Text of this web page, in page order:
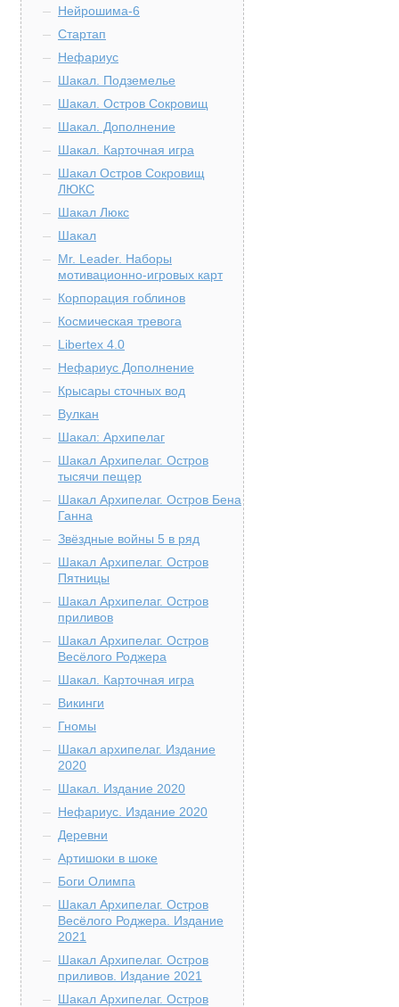
Нейрошима-6
Стартап
Нефариус
Шакал. Подземелье
Шакал. Остров Сокровищ
Шакал. Дополнение
Шакал. Карточная игра
Шакал Остров Сокровищ
ЛЮКС
Шакал Люкс
Шакал
Mr. Leader. Наборы
мотивационно-игровых карт
Корпорация гоблинов
Космическая тревога
Libertex 4.0
Нефариус Дополнение
Крысары сточных вод
Вулкан
Шакал: Архипелаг
Шакал Архипелаг. Остров
тысячи пещер
Шакал Архипелаг. Остров Бена
Ганна
Звёздные войны 5 в ряд
Шакал Архипелаг. Остров
Пятницы
Шакал Архипелаг. Остров
приливов
Шакал Архипелаг. Остров
Весёлого Роджера
Шакал. Карточная игра
Викинги
Гномы
Шакал архипелаг. Издание
2020
Шакал. Издание 2020
Нефариус. Издание 2020
Деревни
Артишоки в шоке
Боги Олимпа
Шакал Архипелаг. Остров
Весёлого Роджера. Издание
2021
Шакал Архипелаг. Остров
приливов. Издание 2021
Шакал Архипелаг. Остров